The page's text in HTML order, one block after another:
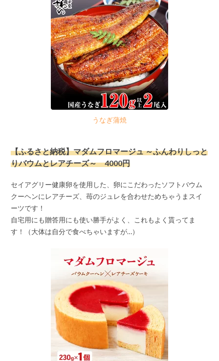
うなぎ蒲焼
【ふるさと納税】マダムフロマージュ ～ふんわりしっと
りバウムとレアチーズ～ 4000円
セイアグリー健康卵を使用した、卵にこだわったソフトバウム
クーヘンにレアチーズ、苺のジュレを合わせためちゃうまスイ
ーツです！
自宅用にも贈答用にも使い勝手がよく、これもよく貰ってま
す！（大体は自分で食べちゃいますが…）